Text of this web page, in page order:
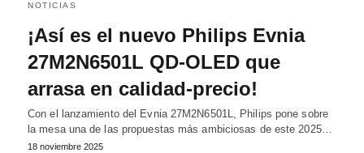
NOTICIAS
¡Así es el nuevo Philips Evnia
27M2N6501L QD-OLED que
arrasa en calidad-precio!
Con el lanzamiento del Evnia 27M2N6501L, Philips pone sobre
la mesa una de las propuestas más ambiciosas de este 2025…
18 noviembre 2025